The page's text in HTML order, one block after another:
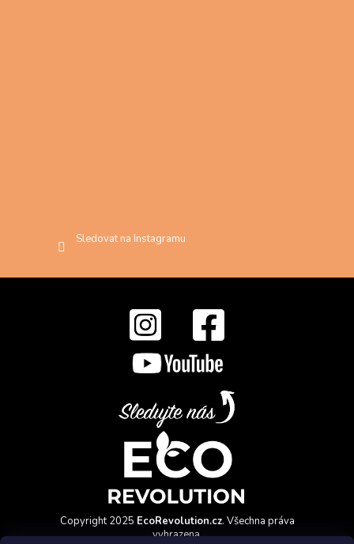
Sledovat na Instagramu
Copyright 2025 EcoRevolution.cz. Všechna práva
vyhrazena.